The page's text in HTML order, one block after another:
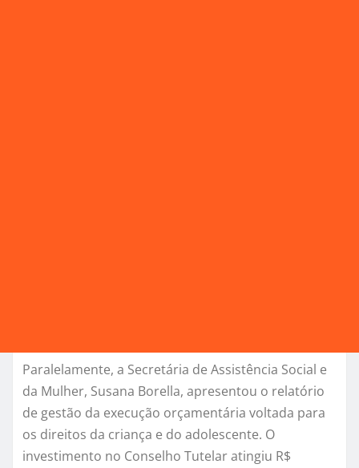
Paralelamente, a Secretária de Assistência Social e
da Mulher, Susana Borella, apresentou o relatório
de gestão da execução orçamentária voltada para
os direitos da criança e do adolescente. O
investimento no Conselho Tutelar atingiu R$